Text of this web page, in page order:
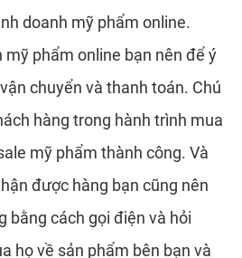
doanh mỹ phẩm online.
mỹ phẩm online bạn nên để ý
chuyển và thanh toán. Chú
hàng trong hành trình mua
mỹ phẩm thành công. Và
được hàng bạn cũng nên
bằng cách gọi điện và hỏi
họ về sản phẩm bên bạn và